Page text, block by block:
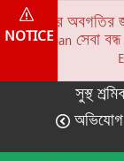
NOTICE
সকলের অবগতির
Chalaan সেবা
সুস্থ
অভিযোগ